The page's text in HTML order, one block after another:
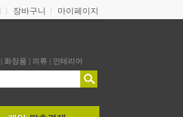
장바구니 마이페이지
| 화장품 | 의류 | 인테리어